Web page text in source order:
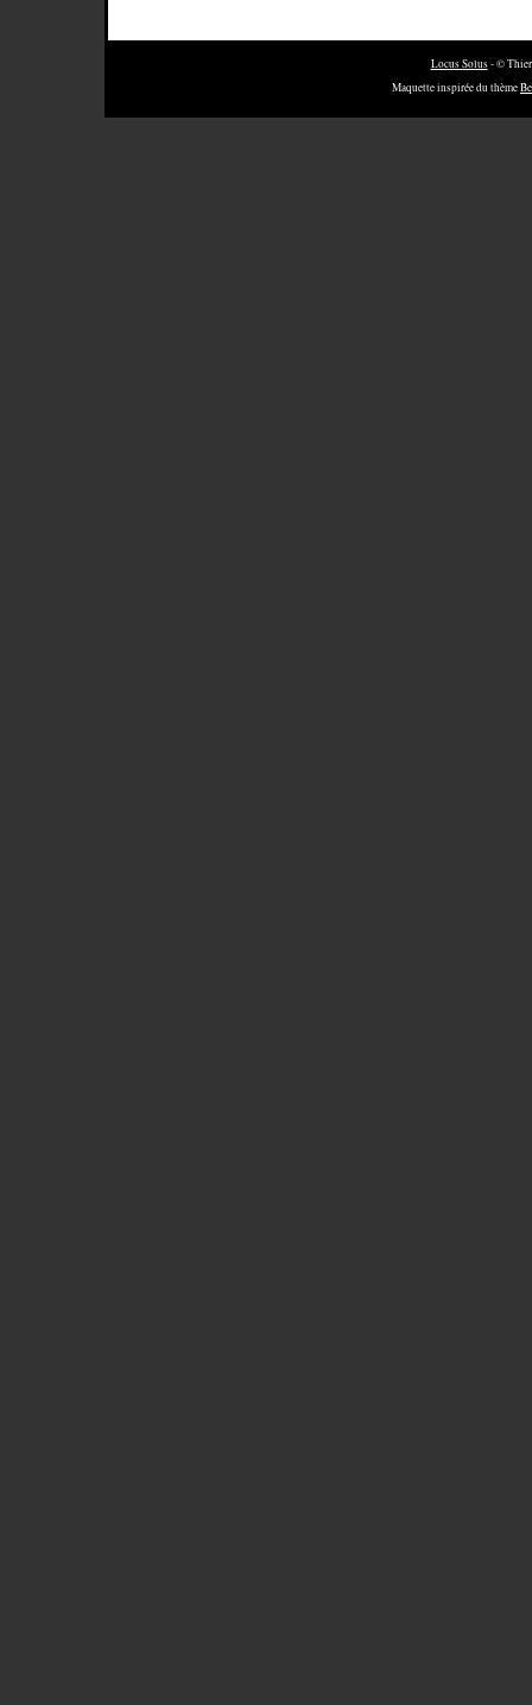
Locus Solus- ©
Maquette inspirée du thème